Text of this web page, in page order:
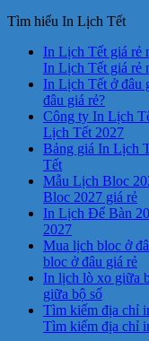
Tìm hiểu In Lịch Tết
In Lịch Tết giá rẻ
In Lịch Tết giá rẻ
In Lịch Tết ở đâu
đâu giá rẻ?
Công ty In Lịch
Lịch Tết 2027
Bảng giá In Lịch
Tết
Mẫu Lịch Bloc
Bloc 2027 giá rẻ
In Lịch Để Bàn
2027
Mua lịch bloc ở
bloc ở đâu giá rẻ
In lịch lò xo giữa
giữa bộ số
Tìm kiếm địa chỉ
Tìm kiếm địa chỉ